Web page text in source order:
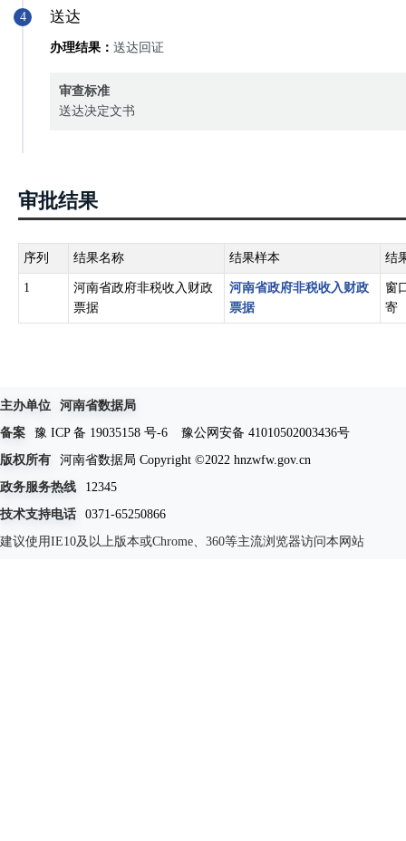
4 送达
办理结果： 送达回证
审查标准
送达决定文书
审批结果
序列 结果名称 结果样本 结
1
河南省政府非税收入财政
票据
河南省政府非税收入财政
票据
窗
寄
主办单位
河南省数据局
备案
豫 ICP 备 19035158 号-6
豫公网安备 41010502003436号
版权所有
河南省数据局 Copyright ©2022 hnzwfw.gov.cn
政务服务热线
12345
技术支持电话
0371-65250866
建议使用IE10及以上版本或Chrome、360等主流浏览器访问本网站